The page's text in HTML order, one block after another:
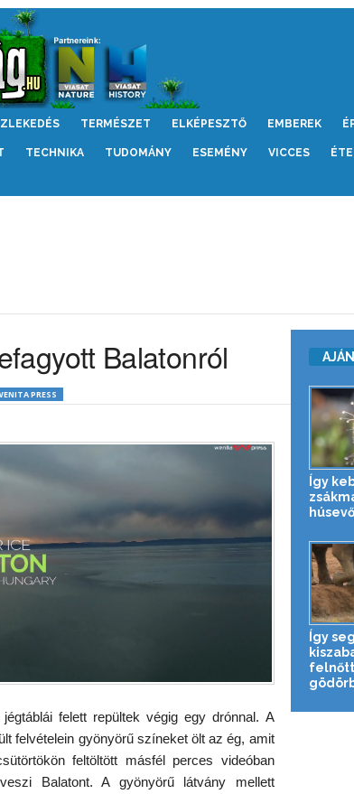
TERMÉSZET ELKÉPESZTŐ EMBEREK
TECHNIKA TUDOMÁNY ESEMÉNY VICCES
Balatonról
PRESS
felett repültek végig egy drónnal. A
felvételein gyönyörű színeket ölt az ég, amit
feltöltött másfél perces videóban
Balatont. A gyönyörű látvány mellett
Így
Így